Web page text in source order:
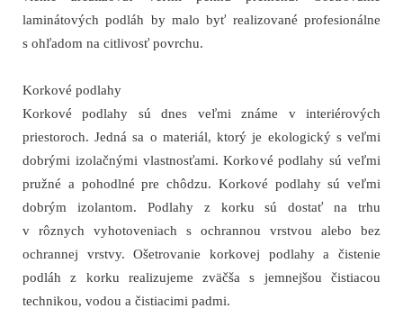
laminátových podláh by malo byť realizované profesionálne
s ohľadom na citlivosť povrchu.
Korkové podlahy
Korkové podlahy sú dnes veľmi známe v interiérových
priestoroch. Jedná sa o materiál, ktorý je ekologický s veľmi
dobrými izolačnými vlastnosťami. Korkové podlahy sú veľmi
pružné a pohodlné pre chôdzu. Korkové podlahy sú veľmi
dobrým izolantom. Podlahy z korku sú dostať na trhu
v rôznych vyhotoveniach s ochrannou vrstvou alebo bez
ochrannej vrstvy. Ošetrovanie korkovej podlahy a čistenie
podláh z korku realizujeme zväčša s jemnejšou čistiacou
technikou, vodou a čistiacimi padmi.